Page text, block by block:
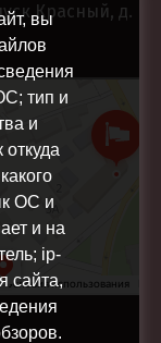
вы
тип и
и
ОС и
и на
ip-
сайта,
Красный, д.
социального
служба в